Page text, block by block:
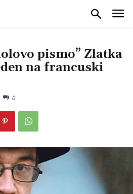
pismo” Zlatka
na francuski
0